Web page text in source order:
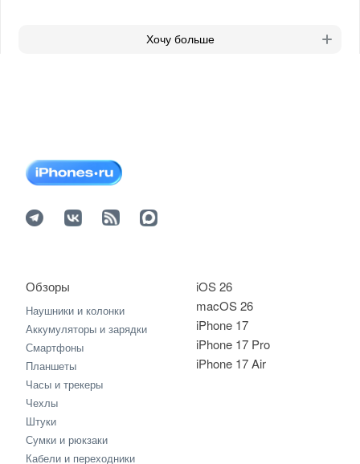
Хочу больше
iOS 26
macOS 26
iPhone 17
iPhone 17 Pro
iPhone 17 Air
Обзоры
Наушники и колонки
Аккумуляторы и зарядки
Смартфоны
Планшеты
Часы и трекеры
Чехлы
Штуки
Сумки и рюкзаки
Кабели и переходники